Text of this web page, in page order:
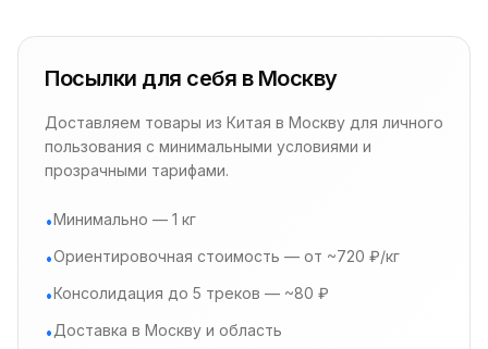
Посылки для себя в Москву
Доставляем товары из Китая в Москву для личного
пользования с минимальными условиями и
прозрачными тарифами.
•Минимально — 1 кг
•Ориентировочная стоимость — от ~720 ₽/кг
•Консолидация до 5 треков — ~80 ₽
•Доставка в Москву и область